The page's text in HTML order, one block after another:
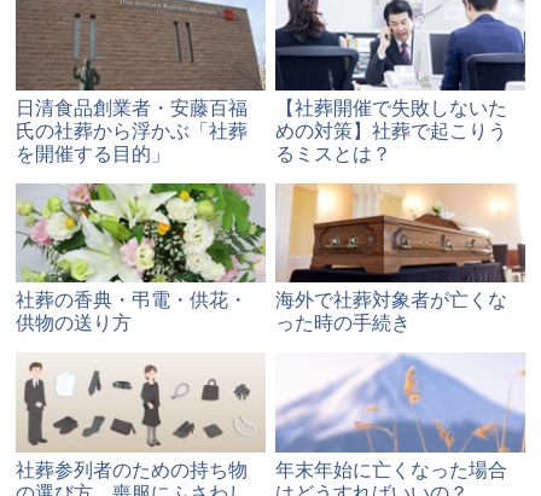
日清食品創業者・安藤百福
氏の社葬から浮かぶ「社葬
を開催する目的」
【社葬開催で失敗しないた
めの対策】社葬で起こりう
るミスとは？
社葬の香典・弔電・供花・
供物の送り方
海外で社葬対象者が亡くな
った時の手続き
社葬参列者のための持ち物
年末年始に亡くなった場合